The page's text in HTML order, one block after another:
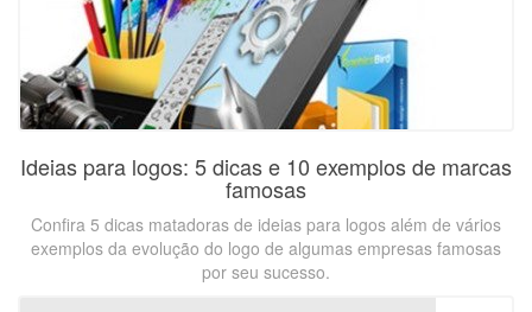
Ideias para logos: 5 dicas e 10 exemplos de marcas
famosas
Confira 5 dicas matadoras de ideias para logos além de vários
exemplos da evolução do logo de algumas empresas famosas
por seu sucesso.